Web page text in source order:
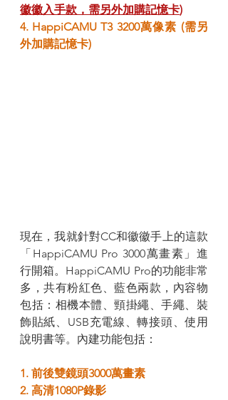
徽徽入手款，需另外加購記憶卡)
4. HappiCAMU T3 3200萬像素 (需另
外加購記憶卡)
現在，我就針對CC和徽徽手上的這款
「HappiCAMU Pro 3000萬畫素」進
行開箱。HappiCAMU Pro的功能非常
多，共有粉紅色、藍色兩款，內容物
包括：相機本體、頸掛繩、手繩、裝
飾貼紙、USB充電線、轉接頭、使用
說明書等。內建功能包括：
1. 前後雙鏡頭3000萬畫素
2. 高清1080P錄影